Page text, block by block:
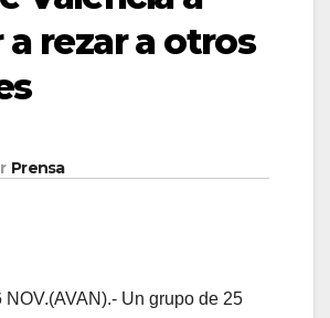
rezar a otros
Prensa
Un grupo de 25